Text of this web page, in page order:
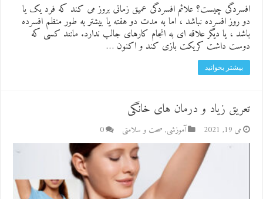
افسردگی چیست؟ علائم افسردگی عمیق زمانی بروز می کند که فرد یک یا
دو روز افسرده نباشد ، اما به مدت دو هفته یا بیشتر به طور منظم افسرده
باشد ، یا دیگر علاقه ای به انجام کارهای جالب ندارد. مانند کسی که
دوست داشت کریکت بازی کند و اکنون …
بیشتر بخوانید
تعریق زیاد و درمان های خانگی
می 19, 2021 آموزشی, صحت و سلامتی 0